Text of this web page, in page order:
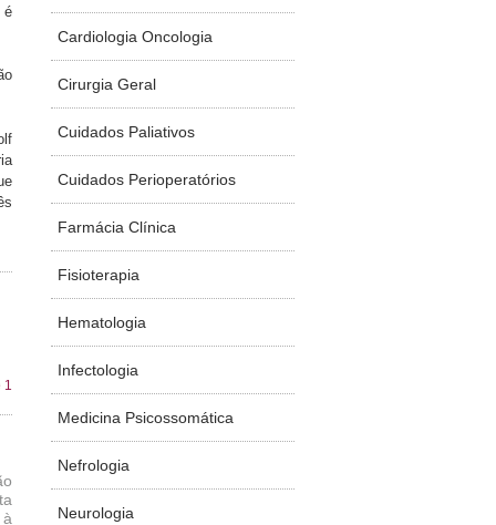
é
Cardiologia Oncologia
Cirurgia Geral
Cuidados Paliativos
Cuidados Perioperatórios
Farmácia Clínica
Fisioterapia
Hematologia
Infectologia
Medicina Psicossomática
Nefrologia
Neurologia